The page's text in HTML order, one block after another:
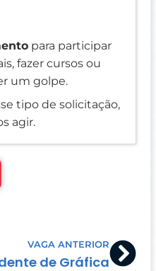
para participar
fazer cursos ou
um golpe.
tipo de solicitação,
agir.
VAGA ANTERIOR
de Gráfica
Next